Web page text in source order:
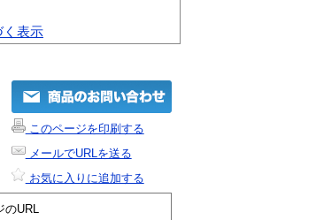
く表示
このページを印刷する
メールでURLを送る
お気に入りに追加する
URL